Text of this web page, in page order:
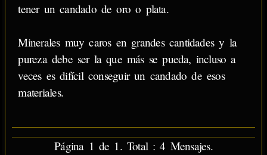
tener un candado de oro o plata.
Minerales muy caros en grandes cantidades y la
pureza debe ser la que más se pueda, incluso a
veces es difícil conseguir un candado de esos
materiales.
Página 1 de 1. Total : 4 Mensajes.